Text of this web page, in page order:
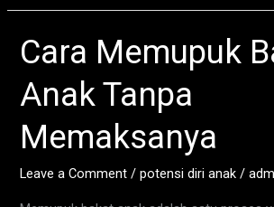
Cara Memupuk
Anak Tanpa
Memaksanya
Leave a Comment /potensi diri anak /
Cara
Memupuk
Bakat
Tanpa